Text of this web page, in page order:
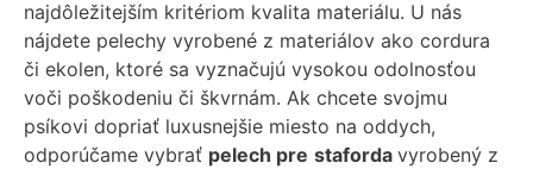
najdôležitejším kritériom kvalita materiálu. U nás
nájdete pelechy vyrobené z materiálov ako cordura
či ekolen, ktoré sa vyznačujú vysokou odolnosťou
voči poškodeniu či škvrnám. Ak chcete svojmu
psíkovi dopriať luxusnejšie miesto na oddych,
odporúčame vybrať pelech pre staforda vyrobený z